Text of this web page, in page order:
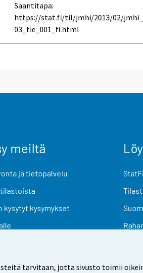
tarvitaan, jotta sivusto toimii
Saantitapa:
https://stat.fi/til/jmhi/2013/02/
03_tie_001_fi.html
meiltä
ja tietopalvelu
tilastoista
kysytyt kysymykset